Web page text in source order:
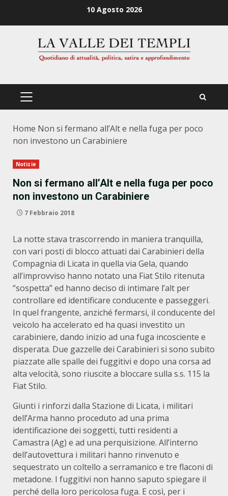
10 Agosto 2026
PRIMÄRES
Home Non si fermano all’Alt e nella fuga per poco
non investono un Carabiniere
Notizie
Non si fermano all’Alt e nella fuga per poco
non investono un Carabiniere
7 Febbraio 2018
La notte stava trascorrendo in maniera tranquilla,
con vari posti di blocco attuati dai Carabinieri della
Compagnia di Licata in quella via Gela, quando
all’improvviso hanno notato una Fiat Stilo ritenuta
“sospetta” ed hanno deciso di intimare l’alt per
controllare ed identificare conducente e passeggeri.
In quel frangente, anziché fermarsi, il conducente del
veicolo ha accelerato ed ha quasi investito un
carabiniere, dando inizio ad una fuga incosciente e
disperata. Due gazzelle dei Carabinieri si sono subito
piazzate alle spalle dei fuggitivi e dopo una corsa ad
alta velocità, sono riuscite a bloccare sulla s.s. 115 la
Fiat Stilo.
Giunti i rinforzi dalla Stazione di Licata, i militari
dell’Arma hanno proceduto ad una prima
identificazione dei soggetti, tutti residenti a
Camastra (Ag) e ad una perquisizione. All’interno
dell’autovettura i militari hanno rinvenuto e
sequestrato un coltello a serramanico e tre flaconi di
metadone. I fuggitivi non hanno saputo spiegare il
perché della loro pericolosa fuga. E così, per i